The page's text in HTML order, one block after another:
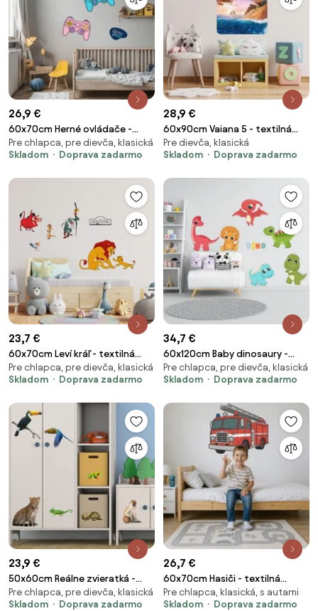
26,9 €
60x70cm Herné ovládače -
textilná nálepka na stenu
Pre chlapca, pre dievča, klasická
Skladom
Doprava zadarmo
28,9 €
60x90cm Vaiana 5 - textilná
nálepka na stenu
Pre dievča, klasická
Skladom
Doprava zadarmo
23,7 €
60x70cm Leví kráľ - textilná
nálepka na stenu
Pre chlapca, pre dievča, klasická
Skladom
Doprava zadarmo
34,7 €
60x120cm Baby dinosaury -
textilná nálepka na stenu
Pre chlapca, pre dievča, klasická
Skladom
Doprava zadarmo
23,9 €
50x60cm Reálne zvieratká -
textilná nálepka na stenu
Pre chlapca, pre dievča, klasická
Skladom
Doprava zadarmo
26,7 €
60x70cm Hasiči - textilná
nálepka na stenu
Pre chlapca, klasická, s autami
Skladom
Doprava zadarmo